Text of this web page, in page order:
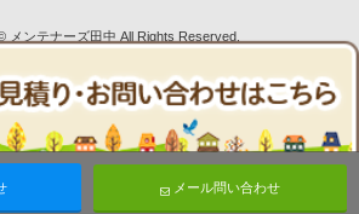
メンテナーズ田中 All Rights Reserved.
メール問い合わせ